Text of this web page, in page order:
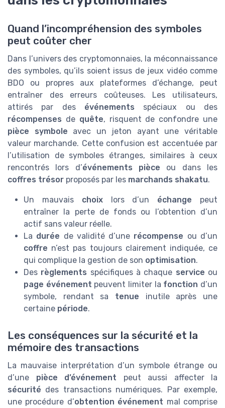
Quand l’incompréhension des symboles
peut coûter cher
Dans l’univers des cryptomonnaies, la méconnaissance
des symboles, qu’ils soient issus de jeux vidéo comme
BDO ou propres aux plateformes d’échange, peut
entraîner des erreurs coûteuses. Les utilisateurs,
attirés par des événements spéciaux ou des
récompenses de quête, risquent de confondre une
pièce symbole avec un jeton ayant une véritable
valeur marchande. Cette confusion est accentuée par
l’utilisation de symboles étranges, similaires à ceux
rencontrés lors d’événements pièce ou dans les
coffres trésor proposés par les marchands shakatu.
Un mauvais choixlors d’un échange peut
entraîner la perte de fonds ou l’obtention d’un
actif sans valeur réelle.
La durée de validité d’une récompense ou d’un
coffre n’est pas toujours clairement indiquée, ce
qui complique la gestion de son optimisation.
Des règlements spécifiques à chaque service ou
page événement peuvent limiter la fonction d’un
symbole, rendant sa tenue inutile après une
certaine période.
Les conséquences sur la sécurité et la
mémoire des transactions
La mauvaise interprétation d’un symbole étrange ou
d’une pièce d’événement peut aussi affecter la
sécurité des transactions numériques. Par exemple,
une procédure d’obtention événement mal comprise